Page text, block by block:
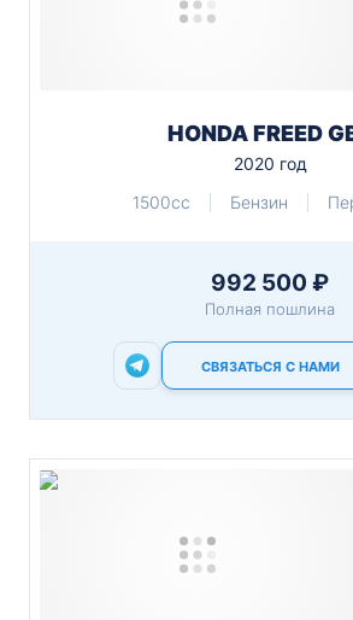
HONDA FREED
2020 год
1500cc
Бензин
992 500 ₽
Полная пошлина
СВЯЗАТЬСЯ С НАМИ